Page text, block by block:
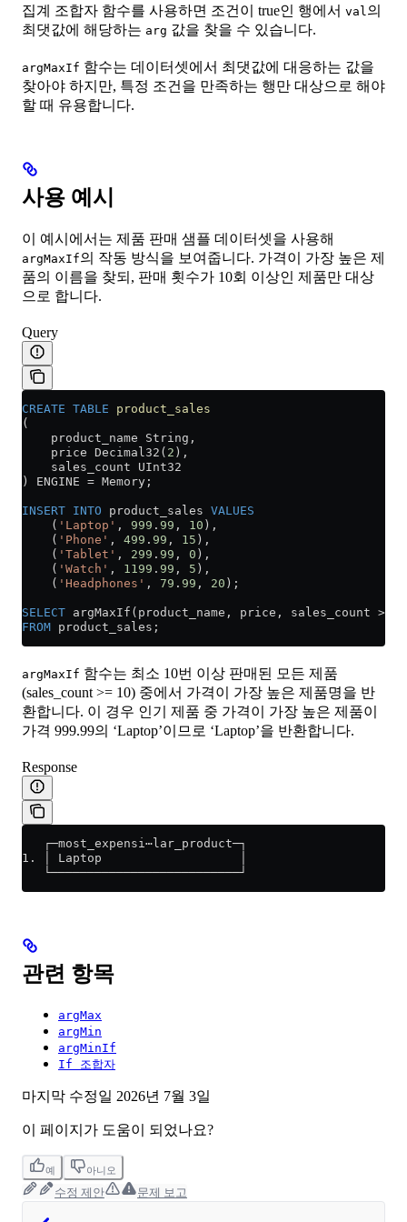
집계 조합자 함수를 사용하면 조건이 true인 행에서 val 의
최댓값에 해당하는 arg 값을 찾을 수 있습니다.
argMaxIf 함수는 데이터셋에서 최댓값에 대응하는 값을
찾아야 하지만, 특정 조건을 만족하는 행만 대상으로 해야
할 때 유용합니다.
사용 예시
이 예시에서는 제품 판매 샘플 데이터셋을 사용해
argMaxIf의 작동 방식을 보여줍니다. 가격이 가장 높은 제
품의 이름을 찾되, 판매 횟수가 10회 이상인 제품만 대상
으로 합니다.
Query
CREATE TABLE product_sales
(
    product_name String,
    price Decimal32(
2 ),
    sales_count UInt32
) ENGINE = Memory;
INSERT INTO product_sales VALUES
    (
'Laptop' , 999 . 99 , 10 ),
    (
'Phone' , 499 . 99 , 15 ),
    (
'Tablet' , 299 . 99 , 0 ),
    (
'Watch' , 1199 . 99 , 5 ),
    (
'Headphones' , 79 . 99 , 20 );
SELECT argMaxIf(product_name, price, sales_count >=
FROM product_sales;
argMaxIf 함수는 최소 10번 이상 판매된 모든 제품
(sales_count >= 10) 중에서 가격이 가장 높은 제품명을 반
환합니다. 이 경우 인기 제품 중 가격이 가장 높은 제품이
가격 999.99의 ‘Laptop’이므로 ‘Laptop’을 반환합니다.
Response
   ┌─most_expensi⋯lar_product─┐
1. │ Laptop                   │
   └──────────────────────────┘
관련 항목
argMax
argMin
argMinIf
If 조합자
마지막 수정일 2026년 7월 3일
이 페이지가 도움이 되었나요?
예 아니오
수정 제안 문제 보고